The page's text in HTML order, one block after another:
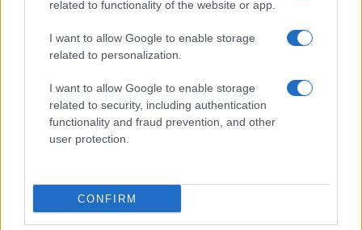
related to functionality of the website or app.
I want to allow Google to enable storage
related to personalization.
I want to allow Google to enable storage
related to security, including authentication
functionality and fraud prevention, and other
user protection.
CONFIRM
NEWS E ATTUALITÀ